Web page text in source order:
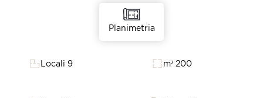
Planimetria
Locali 9 m² 200